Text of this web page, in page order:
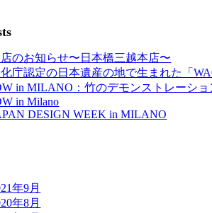
のお知らせ〜日本橋三越本店〜
庁認定の日本遺産の地で生まれた「
in MILANO：竹のデ
in Milano
DESIGN WEEK in MILANO
年9月
年8月